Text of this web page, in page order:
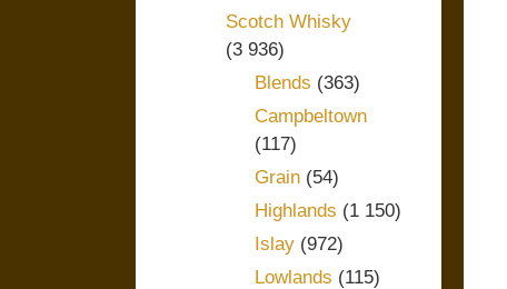
Scotch Whisky
(3 936)
Blends (363)
Campbeltown
(117)
Grain(54)
Highlands (1 150)
Islay(972)
Lowlands (115)